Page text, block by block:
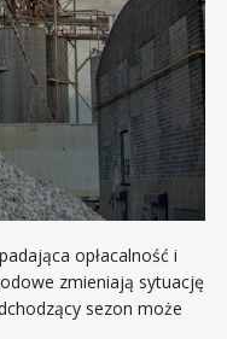
zmieniają sytuację
sezon może